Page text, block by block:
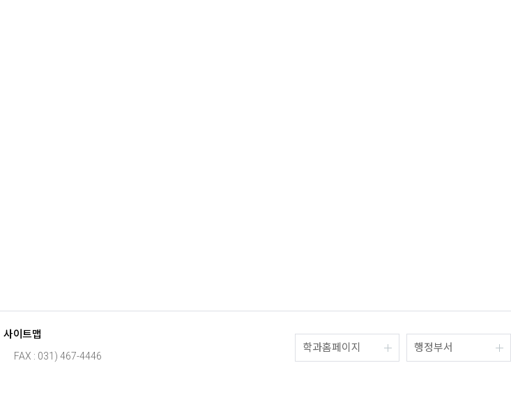
학과홈페이지 행정부서
사이트맵
FAX : 031) 467-4446